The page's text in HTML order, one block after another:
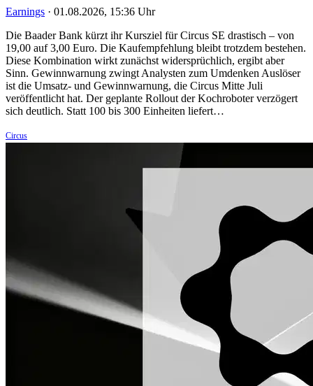
Earnings · 01.08.2026, 15:36 Uhr
Die Baader Bank kürzt ihr Kursziel für Circus SE drastisch – von
19,00 auf 3,00 Euro. Die Kaufempfehlung bleibt trotzdem bestehen.
Diese Kombination wirkt zunächst widersprüchlich, ergibt aber
Sinn. Gewinnwarnung zwingt Analysten zum Umdenken Auslöser
ist die Umsatz- und Gewinnwarnung, die Circus Mitte Juli
veröffentlicht hat. Der geplante Rollout der Kochroboter verzögert
sich deutlich. Statt 100 bis 300 Einheiten liefert…
Circus